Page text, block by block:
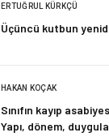
ERTUĞRUL KÜRKÇÜ
Üçüncü kutbun
HAKAN KOÇAK
Sınıfın kayıp
Yapı, dönem,